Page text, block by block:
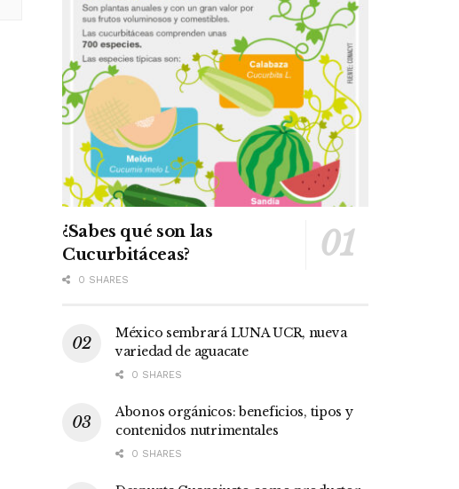
¿Sabes qué son las
Cucurbitáceas?
0 SHARES
México sembrará LUNA UCR, nueva
variedad de aguacate
0 SHARES
Abonos orgánicos: beneficios, tipos y
contenidos nutrimentales
0 SHARES